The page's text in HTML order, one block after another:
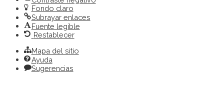
Fondo claro
Subrayar enlaces
Fuente legible
Restablecer
Mapa del sitio
Ayuda
Sugerencias